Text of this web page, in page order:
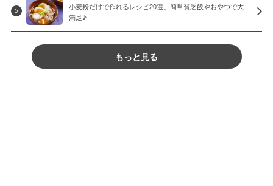
5
小麦粉だけで作れるレシピ20選。簡単貧乏飯やおやつで大
満足♪
もっと見る